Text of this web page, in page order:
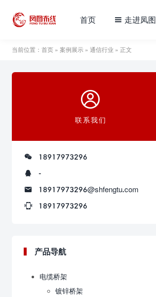
首页 走进凤图
当前位置： 首页 » 案例展示 » 通信行业 » 正文
联系我们
18917973296
-
18917973296@shfengtu.com
18917973296
产品导航
电缆桥架
镀锌桥架